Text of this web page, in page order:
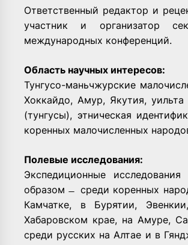
Ответственный редактор и
участник и организатор
международных конференций.
Область научных интересов:
Тунгусо-­маньчжурские
Хоккайдо, Амур, Якутия,
(тунгусы), этническая
коренных малочисленных
Полевые исследования:
Экспедиционные
образом ̶ среди коренных
Камчатке, в Бурятии,
Хабаровском крае, на Амуре,
среди русских на Алтае и в